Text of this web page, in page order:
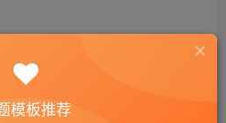
自带的功能，但是要用美图秀秀
秀。
理1.2独立版，解压即用。
模板推荐